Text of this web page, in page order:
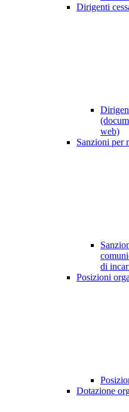
Dirigenti
web)
Sanzioni per
di
Posizioni
Dotazione